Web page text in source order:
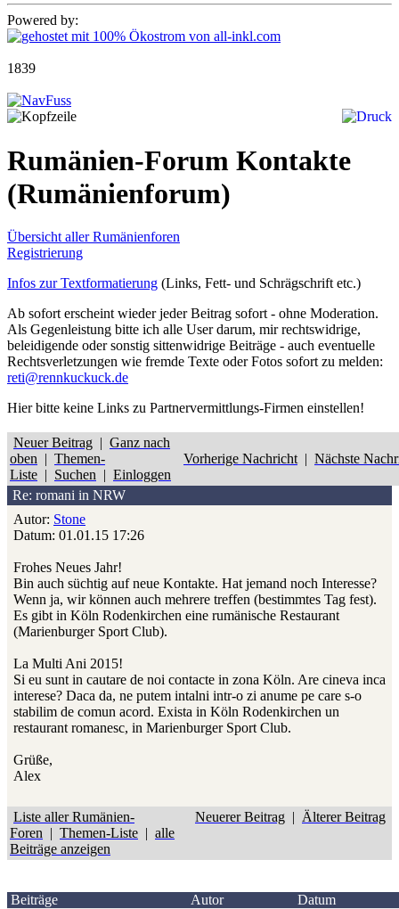
Powered by:
1839
Rumänien-Forum Kontakte
(Rumänienforum)
Übersicht aller Rumänienforen
Registrierung
Infos zur Textformatierung (Links, Fett- und Schrägschrift etc.)
Ab sofort erscheint wieder jeder Beitrag sofort - ohne Moderation.
Als Gegenleistung bitte ich alle User darum, mir rechtswidrige,
beleidigende oder sonstig sittenwidrige Beiträge - auch eventuelle
Rechtsverletzungen wie fremde Texte oder Fotos sofort zu melden:
reti@rennkuckuck.de
Hier bitte keine Links zu Partnervermittlungs-Firmen einstellen!
Neuer Beitrag | Ganz nach
oben | Themen-
Liste | Suchen | Einloggen
Vorherige Nachricht | Nächste
Re: romani in NRW
Autor: Stone
Datum: 01.01.15 17:26
Frohes Neues Jahr!
Bin auch süchtig auf neue Kontakte. Hat jemand noch Interesse?
Wenn ja, wir können auch mehrere treffen (bestimmtes Tag fest).
Es gibt in Köln Rodenkirchen eine rumänische Restaurant
(Marienburger Sport Club).
La Multi Ani 2015!
Si eu sunt in cautare de noi contacte in zona Köln. Are cineva inca
interese? Daca da, ne putem intalni intr-o zi anume pe care s-o
stabilim de comun acord. Exista in Köln Rodenkirchen un
restaurant romanesc, in Marienburger Sport Club.
Grüße,
Alex
Liste aller Rumänien-
Foren | Themen-Liste | alle
Beiträge anzeigen
Neuerer Beitrag | Älterer Beitrag
Beiträge Autor Datum